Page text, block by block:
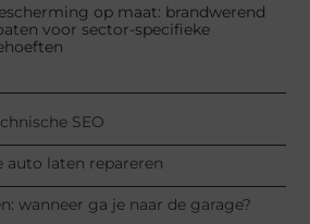
op maat: brandwerend
voor sector-specifieke
SEO
auto laten repareren
wanneer ga je naar de garage?